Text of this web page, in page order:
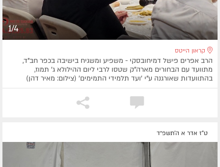
1/4
קראון הייטס
הרב אפרים פישל דמיחובסקי - משפיע ומשגיח בישיבה בכפר חב"ד,
מתוועד עם הבחורים מארה"ק שטסו לרבי ליום ההילולא ג' תמוז,
בהתוועדות שאורגנה ע"י 'ועד תלמידי התמימים' (צילום: מאיר דהן)
ט"ז אדר א ה׳תשפ״ד